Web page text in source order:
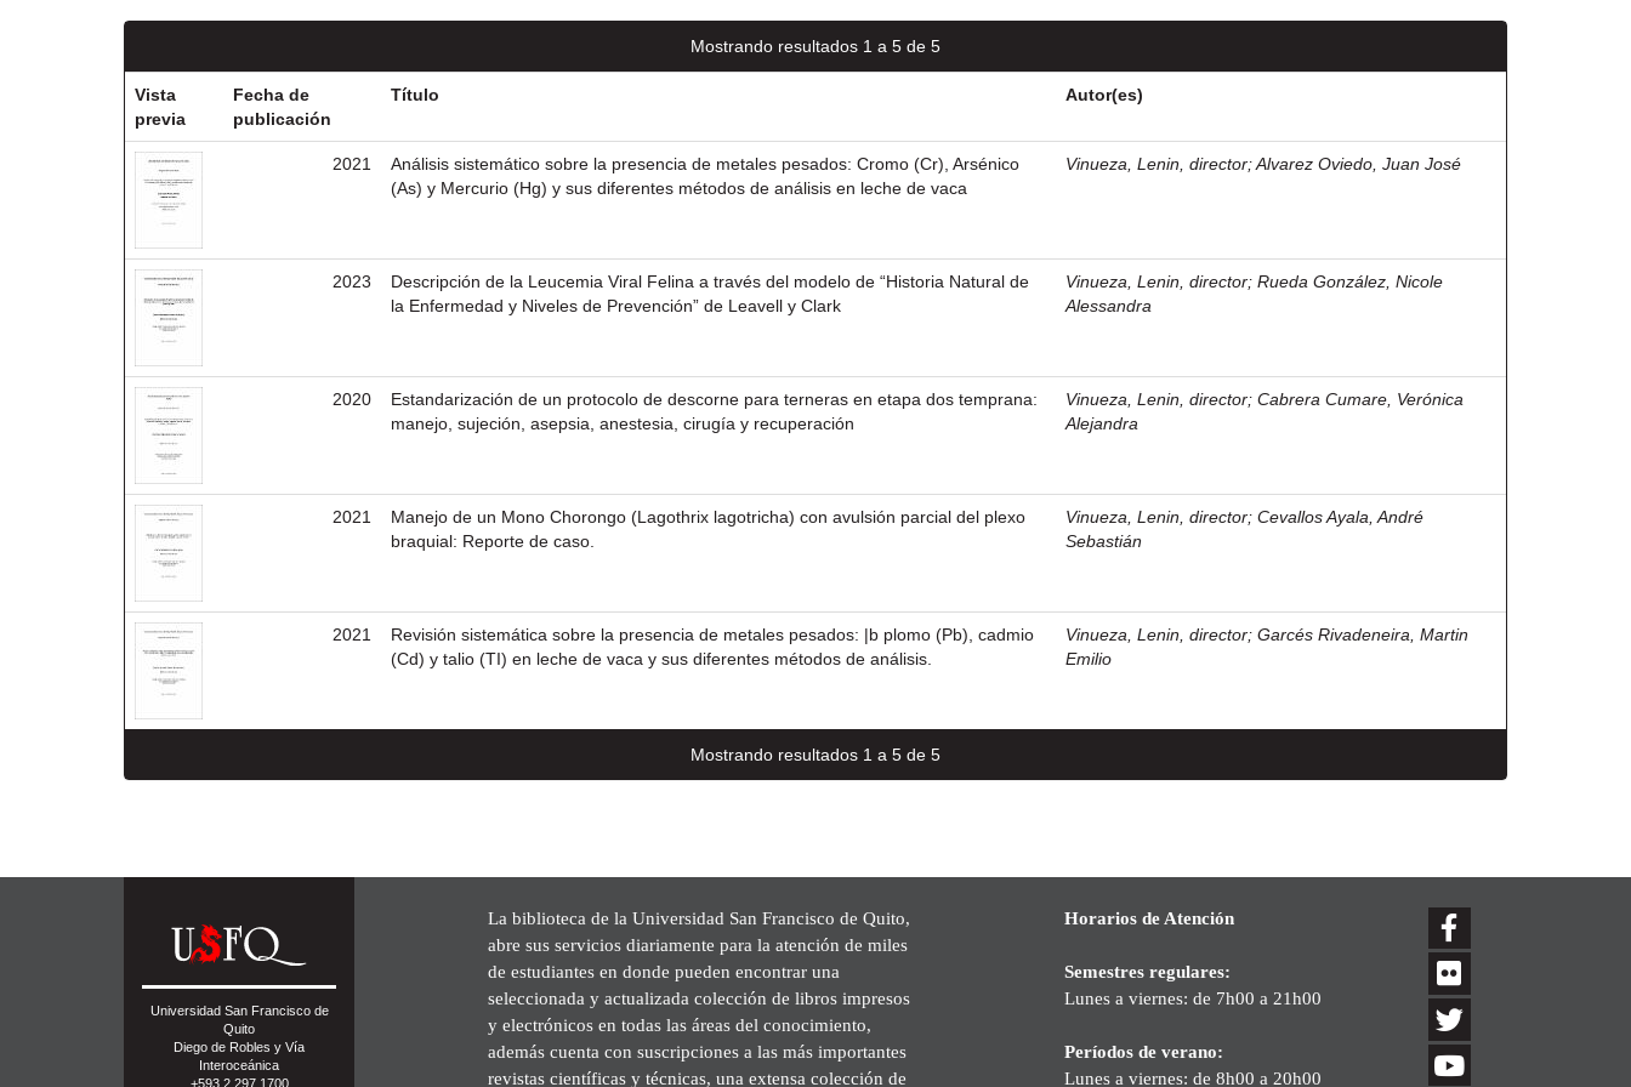
Mostrando resultados 1 a 5 de 5
Vista
previa
Fecha de
publicación
Título Autor(es)
2021
Análisis sistemático sobre la presencia de metales pesados: Cromo (Cr), Arsénico
(As) y Mercurio (Hg) y sus diferentes métodos de análisis en leche de vaca
Vinueza, Lenin, director;Alvarez Oviedo, Juan José
2023
Descripción de la Leucemia Viral Felina a través del modelo de “Historia Natural de
la Enfermedad y Niveles de Prevención” de Leavell y Clark
Vinueza, Lenin, director; Rueda González, Nicole
Alessandra
2020
Estandarización de un protocolo de descorne para terneras en etapa dos temprana:
manejo, sujeción, asepsia, anestesia, cirugía y recuperación
Vinueza, Lenin, director; Cabrera Cumare, Verónica
Alejandra
2021
Manejo de un Mono Chorongo (Lagothrix lagotricha) con avulsión parcial del plexo
braquial: Reporte de caso.
Vinueza, Lenin, director; Cevallos Ayala, André
Sebastián
2021
Revisión sistemática sobre la presencia de metales pesados: |b plomo (Pb), cadmio
(Cd) y talio (TI) en leche de vaca y sus diferentes métodos de análisis.
Vinueza, Lenin, director; Garcés Rivadeneira, Martin
Emilio
Mostrando resultados 1 a 5 de 5
Universidad San Francisco de
Quito
Diego de Robles y Vía
Interoceánica
+593 2 297 1700
La biblioteca de la Universidad San Francisco de Quito,
abre sus servicios diariamente para la atención de miles
de estudiantes en donde pueden encontrar una
seleccionada y actualizada colección de libros impresos
y electrónicos en todas las áreas del conocimiento,
además cuenta con suscripciones a las más importantes
revistas científicas y técnicas, una extensa colección de
Horarios de Atención
Semestres regulares:
Lunes a viernes: de 7h00 a 21h00
Períodos de verano:
Lunes a viernes: de 8h00 a 20h00